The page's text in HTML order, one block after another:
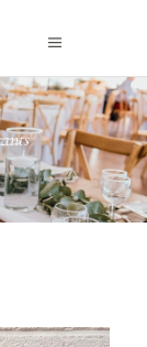
,